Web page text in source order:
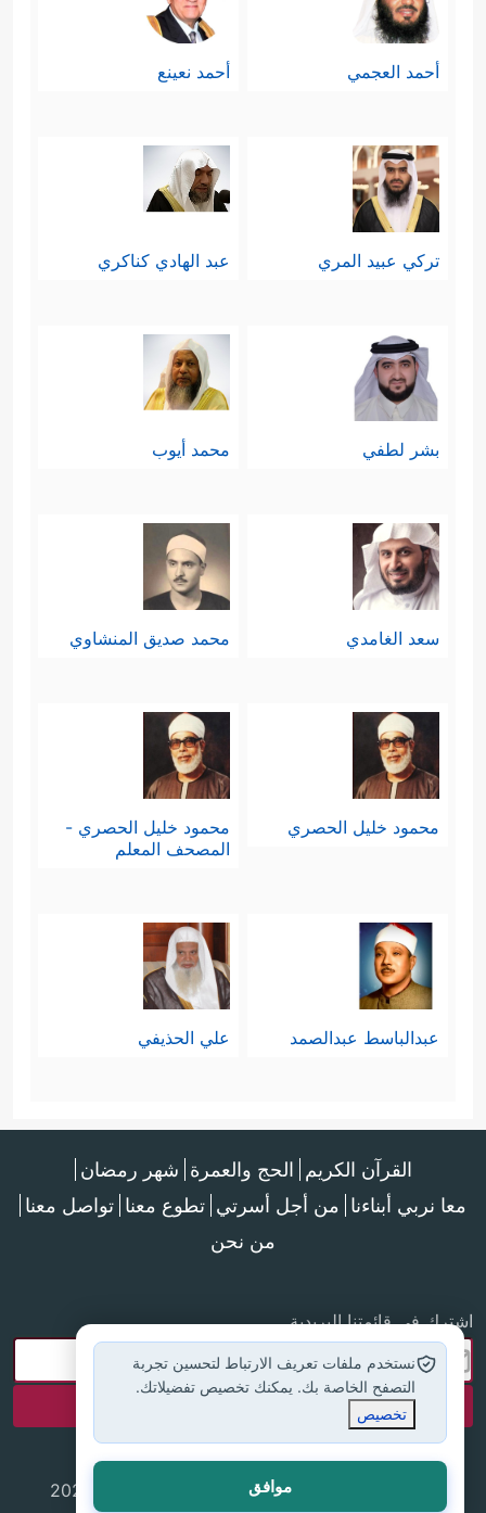
أحمد العجمي أحمد نعينع
تركي عبيد المري عبد الهادي كناكري
بشر لطفي محمد أيوب
سعد الغامدي محمد صديق المنشاوي
محمود خليل الحصري
محمود خليل الحصري -
المصحف المعلم
عبدالباسط عبدالصمد علي الحذيفي
القرآن الكريم الحج والعمرة شهر رمضان
معا نربي أبناءنا من أجل أسرتي تطوع معنا تواصل معنا
من نحن
اشترك في قائمتنا البريدية
جميع الحقوق محفوظة لموقع إسلام أون لاين © 2025
نستخدم ملفات تعريف الارتباط لتحسين تجربة
التصفح الخاصة بك. يمكنك تخصيص تفضيلاتك.
تخصيص
موافق